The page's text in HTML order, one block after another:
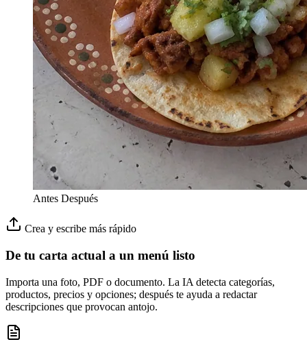
Antes Después
Crea y escribe más rápido
De tu carta actual a un menú listo
Importa una foto, PDF o documento. La IA detecta categorías,
productos, precios y opciones; después te ayuda a redactar
descripciones que provocan antojo.